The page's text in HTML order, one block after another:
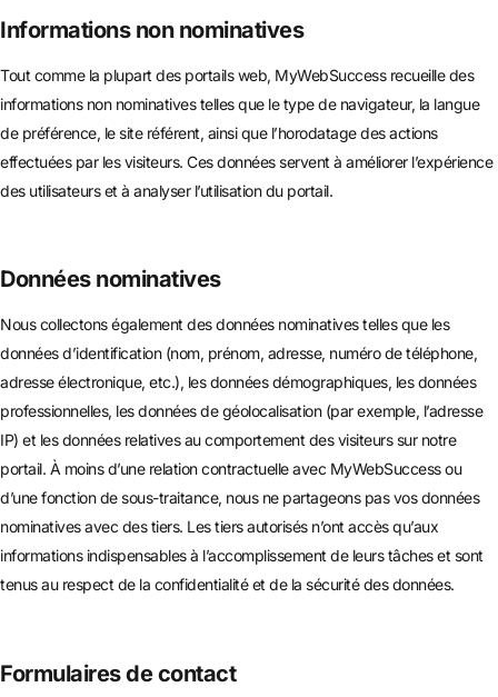
Informations non nominatives
Tout comme la plupart des portails web, MyWebSuccess recueille des
informations non nominatives telles que le type de navigateur, la langue
de préférence, le site référent, ainsi que l’horodatage des actions
effectuées par les visiteurs. Ces données servent à améliorer l’expérience
des utilisateurs et à analyser l’utilisation du portail.
Données nominatives
Nous collectons également des données nominatives telles que les
données d’identification (nom, prénom, adresse, numéro de téléphone,
adresse électronique, etc.), les données démographiques, les données
professionnelles, les données de géolocalisation (par exemple, l’adresse
IP) et les données relatives au comportement des visiteurs sur notre
portail. À moins d’une relation contractuelle avec MyWebSuccess ou
d’une fonction de sous-traitance, nous ne partageons pas vos données
nominatives avec des tiers. Les tiers autorisés n’ont accès qu’aux
informations indispensables à l’accomplissement de leurs tâches et sont
tenus au respect de la confidentialité et de la sécurité des données.
Formulaires de contact